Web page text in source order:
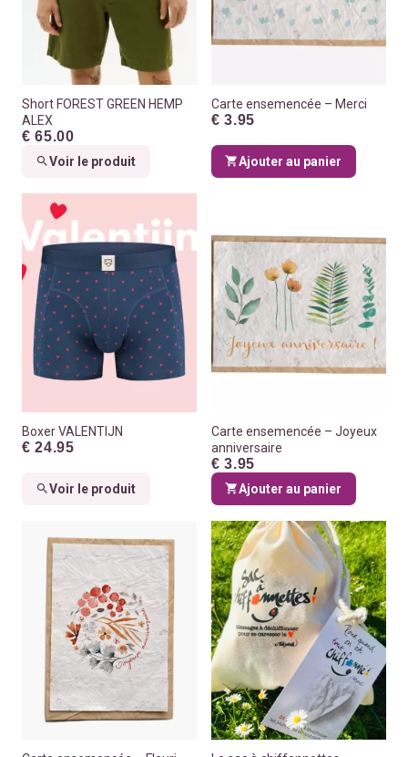
Short FOREST GREEN HEMP
ALEX
€ 65.00
Voir le produit
Carte ensemencée – Merci
€ 3.95
Ajouter au panier
Boxer VALENTIJN
€ 24.95
Voir le produit
Carte ensemencée – Joyeux
anniversaire
€ 3.95
Ajouter au panier